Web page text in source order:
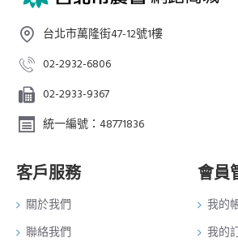
台北市萬隆街47-12號1樓
02-2932-6806
02-2933-9367
統一編號：48771836
客戶服務
關於我們
聯絡我們
會員
我的
我的